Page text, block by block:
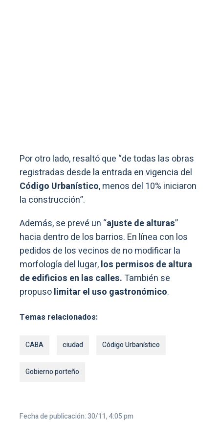
Por otro lado, resaltó que “de todas las obras
registradas desde la entrada en vigencia del
Código Urbanístico, menos del 10% iniciaron
la construcción”.
Además, se prevé un “ajuste de alturas”
hacia dentro de los barrios. En línea con los
pedidos de los vecinos de no modificar la
morfología del lugar,los permisos de altura
de edificios en las calles. También se
propusolimitar el uso gastronómico.
Temas relacionados:
CABA ciudad Código Urbanístico
Gobierno porteño
Fecha de publicación: 30/11, 4:05 pm